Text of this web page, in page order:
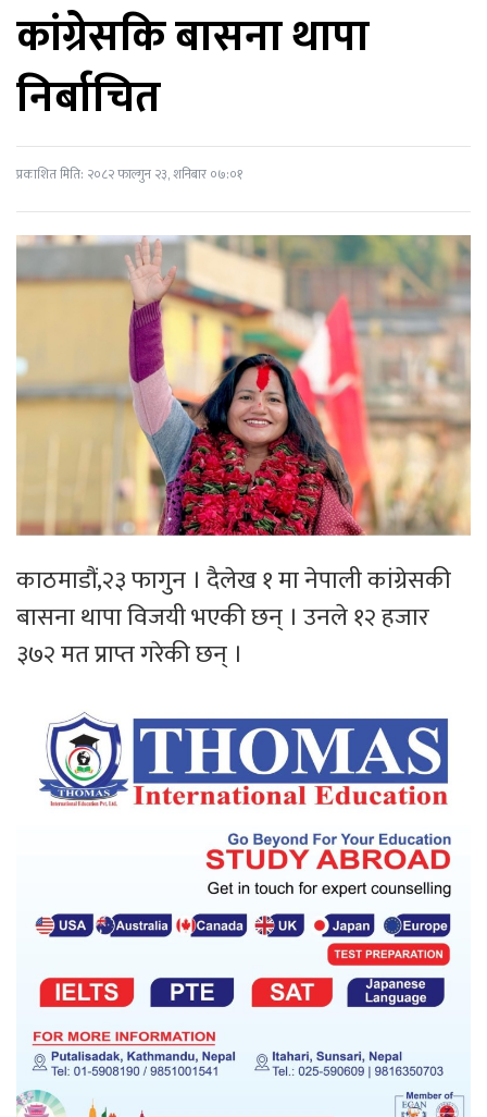
कांग्रेसकि बासना थापा
निर्बाचित
प्रकाशित मिति: २०८२ फाल्गुन २३, शनिबार ०७:०१
काठमाडौं,२३ फागुन । दैलेख १ मा नेपाली कांग्रेसकी
बासना थापा विजयी भएकी छन् । उनले १२ हजार
३७२ मत प्राप्त गरेकी छन् ।